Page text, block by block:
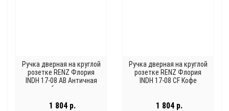
Ручка дверная на круглой
розетке RENZ Флория
INDH 17-08 AB Античная
бронза
1 804 р.
Ручка дверная на круглой
розетке RENZ Флория
INDH 17-08 CF Кофе
1 804 р.